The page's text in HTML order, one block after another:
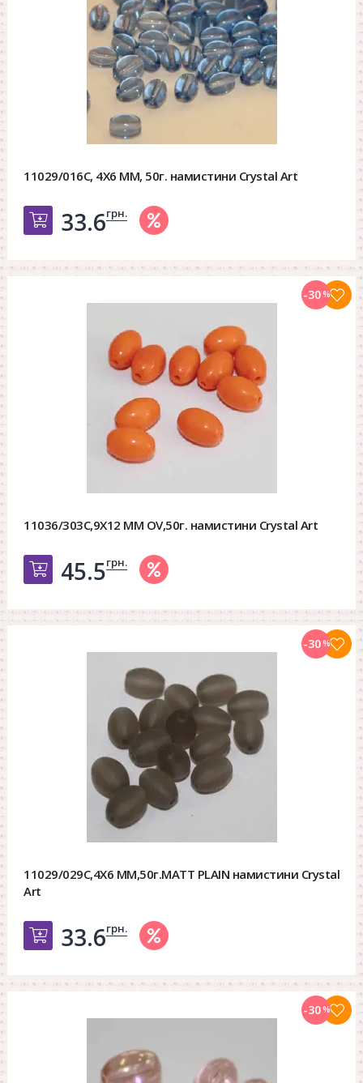
11029/016C, 4X6 MM, 50г. намистини Crystal Art
Добавить в корзину
33.6грн.
11036/303C,9X12 MM OV,50г. намистини Crystal Art
Добавить в корзину
45.5грн.
-30%
11029/029C,4X6 MM,50г.MATT PLAIN намистини Crystal
Art
Добавить в корзину
33.6грн.
-30%
-30%